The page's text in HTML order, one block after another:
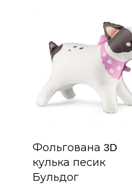
Фольгована 3D
кулька песик
Бульдог